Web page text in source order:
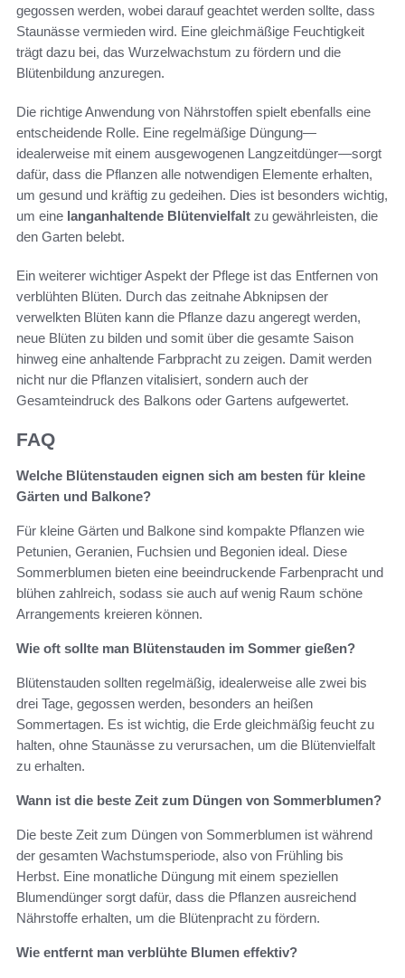
gegossen werden, wobei darauf geachtet werden sollte, dass
Staunässe vermieden wird. Eine gleichmäßige Feuchtigkeit
trägt dazu bei, das Wurzelwachstum zu fördern und die
Blütenbildung anzuregen.
Die richtige Anwendung von Nährstoffen spielt ebenfalls eine
entscheidende Rolle. Eine regelmäßige Düngung—
idealerweise mit einem ausgewogenen Langzeitdünger—sorgt
dafür, dass die Pflanzen alle notwendigen Elemente erhalten,
um gesund und kräftig zu gedeihen. Dies ist besonders wichtig,
um eine langanhaltende Blütenvielfalt zu gewährleisten, die
den Garten belebt.
Ein weiterer wichtiger Aspekt der Pflege ist das Entfernen von
verblühten Blüten. Durch das zeitnahe Abknipsen der
verwelkten Blüten kann die Pflanze dazu angeregt werden,
neue Blüten zu bilden und somit über die gesamte Saison
hinweg eine anhaltende Farbpracht zu zeigen. Damit werden
nicht nur die Pflanzen vitalisiert, sondern auch der
Gesamteindruck des Balkons oder Gartens aufgewertet.
FAQ
Welche Blütenstauden eignen sich am besten für kleine
Gärten und Balkone?
Für kleine Gärten und Balkone sind kompakte Pflanzen wie
Petunien, Geranien, Fuchsien und Begonien ideal. Diese
Sommerblumen bieten eine beeindruckende Farbenpracht und
blühen zahlreich, sodass sie auch auf wenig Raum schöne
Arrangements kreieren können.
Wie oft sollte man Blütenstauden im Sommer gießen?
Blütenstauden sollten regelmäßig, idealerweise alle zwei bis
drei Tage, gegossen werden, besonders an heißen
Sommertagen. Es ist wichtig, die Erde gleichmäßig feucht zu
halten, ohne Staunässe zu verursachen, um die Blütenvielfalt
zu erhalten.
Wann ist die beste Zeit zum Düngen von Sommerblumen?
Die beste Zeit zum Düngen von Sommerblumen ist während
der gesamten Wachstumsperiode, also von Frühling bis
Herbst. Eine monatliche Düngung mit einem speziellen
Blumendünger sorgt dafür, dass die Pflanzen ausreichend
Nährstoffe erhalten, um die Blütenpracht zu fördern.
Wie entfernt man verblühte Blumen effektiv?